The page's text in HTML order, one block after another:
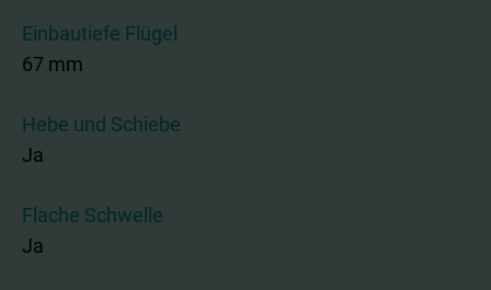
Einbautiefe Flügel
67 mm
Hebe und Schiebe
Ja
Flache Schwelle
Ja